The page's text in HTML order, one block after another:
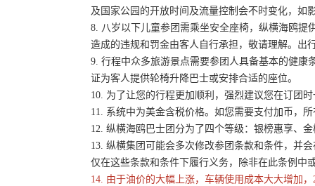
及国家公园的开放时间及流量控制会不时变化，如
8. 八岁以下儿童参团需乘坐安全座椅，纵横海鸥提
造成的违规和罚金由客人自行承担，敬请理解。出
9. 行程中众多旅游景点需要参团人具备基本的健
证为客人提供轮椅升降巴士或安排合适的座位。
10. 为了让您的行程更加顺利，强烈建议您在订团
11. 系统中为美金含税价格。如您需要支付加币，
12. 纵横海鸥巴士团分为了四个等级：银榜惠享、
13. 纵横集团可能会多次修改参团条款和条件，并
仅在这些条款和条件下履行义务，除非在此条例中
14. 由于油价的大幅上涨，车辆使用成本大大增加